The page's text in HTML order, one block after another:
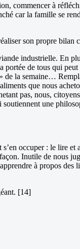
commencer à
car la famille se
son propre bilan
industrielle. En
portée de tous qui
de la semaine…
que nous
pas, nous,
une
occuper : le lire
Inutile de nous
à propos des
[14]